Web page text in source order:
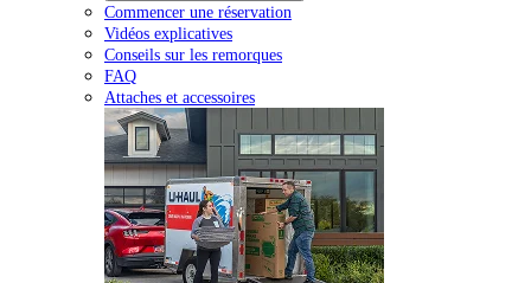
Commencer une réservation
Vidéos explicatives
Conseils sur les remorques
FAQ
Attaches et accessoires